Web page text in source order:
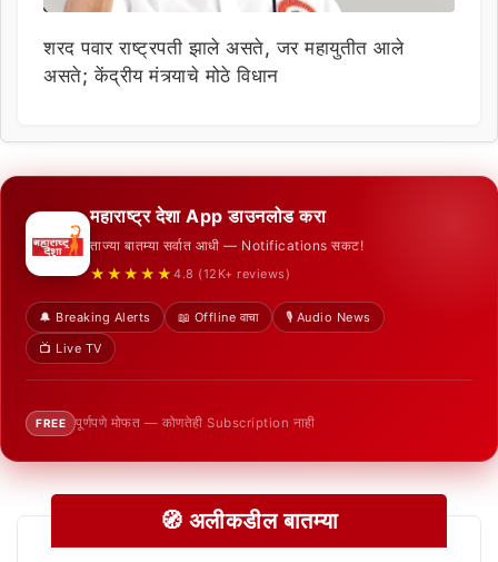
शरद पवार राष्ट्रपती झाले असते, जर महायुतीत आले
असते; केंद्रीय मंत्र्याचे मोठे विधान
महाराष्ट्र देशा App डाउनलोड करा
ताज्या बातम्या सर्वात आधी — Notifications सकट!
★★★★★ 4.8 (12K+ reviews)
🔔 Breaking Alerts 📖 Offline वाचा
🎙️ Audio News
📺 Live TV
FREE पूर्णपणे मोफत — कोणतेही Subscription नाही
🧭 अलीकडील बातम्या